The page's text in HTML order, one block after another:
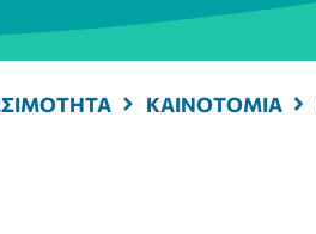
ΚΑΙΝΟΤΟΜΙΑ